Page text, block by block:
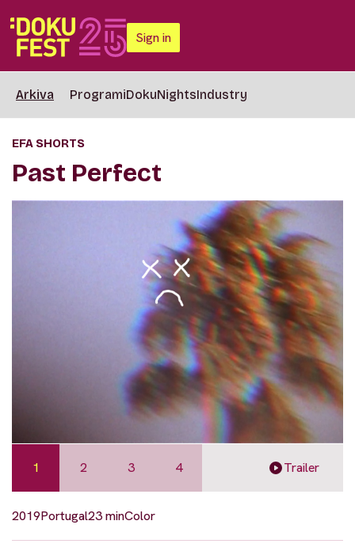
Sign in
Arkiva ProgramiDokuNightsIndustry
EFA SHORTS
Past Perfect
1 2 3 4 Trailer
2019Portugal23 minColor